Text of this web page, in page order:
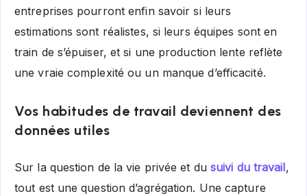
entreprises pourront enfin savoir si leurs
estimations sont réalistes, si leurs équipes sont en
train de s’épuiser, et si une production lente reflète
une vraie complexité ou un manque d’efficacité.
Vos habitudes de travail deviennent des
données utiles
Sur la question de la vie privée et du suivi du travail,
tout est une question d’agrégation. Une capture